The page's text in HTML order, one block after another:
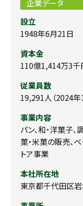
企業データ
設立
1948年6月21日
資本金
110億1,414万3千
従業員数
19,291人（2024年
事業内容
パン、和・洋菓子
菓・米菓の販売、
トア事業
本社所在地
東京都千代田区